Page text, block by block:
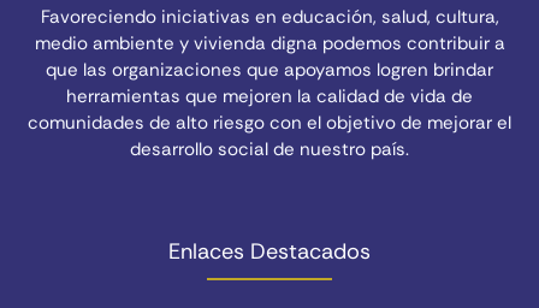
Favoreciendo iniciativas en educación, salud, cultura,
medio ambiente y vivienda digna podemos contribuir a
que las organizaciones que apoyamos logren brindar
herramientas que mejoren la calidad de vida de
comunidades de alto riesgo con el objetivo de mejorar el
desarrollo social de nuestro país.
Enlaces Destacados